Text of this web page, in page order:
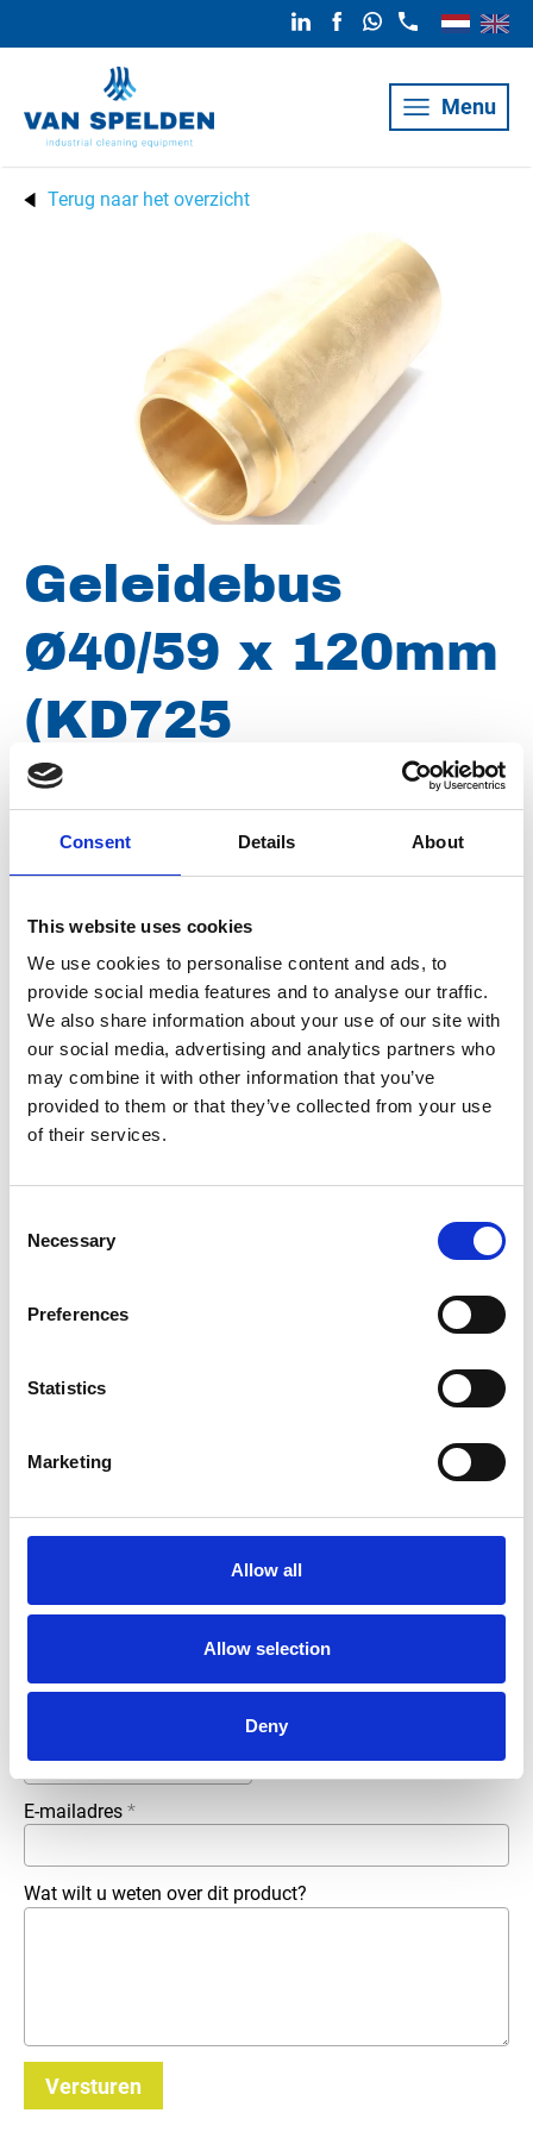
Consent Details About
This website uses cookies
We use cookies to personalise content and ads, to
provide social media features and to analyse our traffic.
We also share information about your use of our site with
our social media, advertising and analytics partners who
may combine it with other information that you’ve
provided to them or that they’ve collected from your use
of their services.
Selection
Necessary
Preferences
Statistics
Marketing
Allow all
Allow selection
Deny
Menu
Terug naar het overzicht
Geleidebus
Ø40/59 x 120mm
(KD725
Merk Uraca
Groep Onderdelen
Meer informatie?
Alle vragen en opmerkingen kunt u via onderstaand
formulier aan ons sturen. Wij streven ernaar uw bericht
E-mailadres *
Wat wilt u weten over dit product?
Versturen